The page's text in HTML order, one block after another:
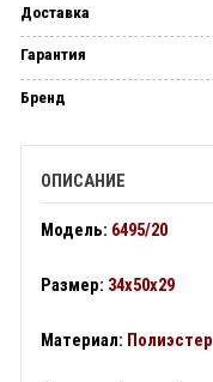
Доставка
Гарантия
Бренд
ОПИСАНИЕ
Модель: 6495/20
Размер: 34x50x29
Материал: Полиэстер